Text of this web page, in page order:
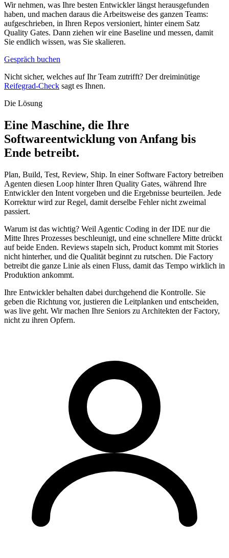
Wir nehmen, was Ihre besten Entwickler längst herausgefunden
haben, und machen daraus die Arbeitsweise des ganzen Teams:
aufgeschrieben, in Ihren Repos versioniert, hinter einem Satz
Quality Gates. Dann ziehen wir eine Baseline und messen, damit
Sie endlich wissen, was Sie skalieren.
Gespräch buchen
Nicht sicher, welches auf Ihr Team zutrifft? Der dreiminütige
Reifegrad-Check sagt es Ihnen.
Die Lösung
Eine Maschine, die Ihre
Softwareentwicklung von Anfang bis
Ende betreibt.
Plan, Build, Test, Review, Ship. In einer Software Factory betreiben
Agenten diesen Loop hinter Ihren Quality Gates, während Ihre
Entwickler den Intent vorgeben und die Ergebnisse beurteilen. Jede
Korrektur wird zur Regel, damit derselbe Fehler nicht zweimal
passiert.
Warum ist das wichtig? Weil Agentic Coding in der IDE nur die
Mitte Ihres Prozesses beschleunigt, und eine schnellere Mitte drückt
auf beide Enden. Reviews stapeln sich, Product kommt mit Stories
nicht hinterher, und die Qualität beginnt zu rutschen. Die Factory
betreibt die ganze Linie als einen Fluss, damit das Tempo wirklich in
Produktion ankommt.
Ihre Entwickler behalten dabei durchgehend die Kontrolle. Sie
geben die Richtung vor, justieren die Leitplanken und entscheiden,
was live geht. Wir machen Ihre Seniors zu Architekten der Factory,
nicht zu ihren Opfern.